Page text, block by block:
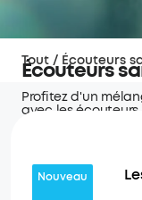
Écouteurs
Profitez d'un
avec les
Tout / Écouteurs
Nouveau